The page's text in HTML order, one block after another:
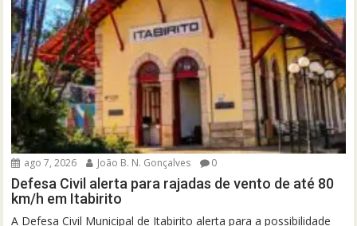
ago 7, 2026 João B. N. Gonçalves 0
Defesa Civil alerta para rajadas de vento de até 80
km/h em Itabirito
A Defesa Civil Municipal de Itabirito alerta para a possibilidade